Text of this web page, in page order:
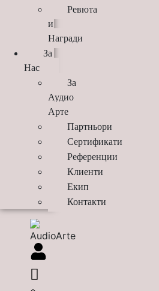
Ревюта
и
Награди
За
Нас
За
Аудио
Арте
Партньори
Сертификати
Референции
Клиенти
Екип
Контакти